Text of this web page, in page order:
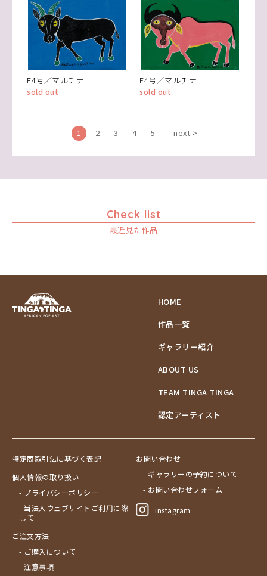
F4号／マルチナ
sold out
F4号／マルチナ
sold out
1 2 3 4 5 next >
Check list
最近見た作品
HOME
作品一覧
ギャラリー紹介
ABOUT US
TEAM TINGA TINGA
認定アーティスト
特定商取引法に基づく表記
個人情報の取り扱い
- プライバシーポリシー
- 当法人ウェブサイトご利用に際
して
ご注文方法
- ご購入について
- 注意事項
お問い合わせ
- ギャラリーの予約について
- お問い合わせフォーム
instagram